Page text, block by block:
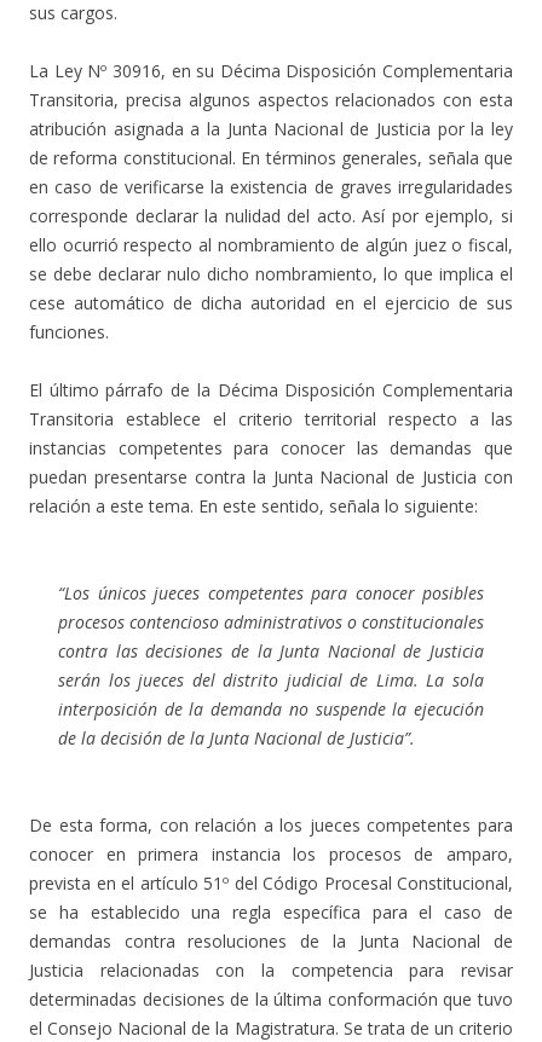
sus cargos.
La Ley Nº 30916, en su Décima Disposición Complementaria
Transitoria, precisa algunos aspectos relacionados con esta
atribución asignada a la Junta Nacional de Justicia por la ley
de reforma constitucional. En términos generales, señala que
en caso de verificarse la existencia de graves irregularidades
corresponde declarar la nulidad del acto. Así por ejemplo, si
ello ocurrió respecto al nombramiento de algún juez o fiscal,
se debe declarar nulo dicho nombramiento, lo que implica el
cese automático de dicha autoridad en el ejercicio de sus
funciones.
El último párrafo de la Décima Disposición Complementaria
Transitoria establece el criterio territorial respecto a las
instancias competentes para conocer las demandas que
puedan presentarse contra la Junta Nacional de Justicia con
relación a este tema. En este sentido, señala lo siguiente:
“Los únicos jueces competentes para conocer posibles
procesos contencioso administrativos o constitucionales
contra las decisiones de la Junta Nacional de Justicia
serán los jueces del distrito judicial de Lima. La sola
interposición de la demanda no suspende la ejecución
de la decisión de la Junta Nacional de Justicia”.
De esta forma, con relación a los jueces competentes para
conocer en primera instancia los procesos de amparo,
prevista en el artículo 51º del Código Procesal Constitucional,
se ha establecido una regla específica para el caso de
demandas contra resoluciones de la Junta Nacional de
Justicia relacionadas con la competencia para revisar
determinadas decisiones de la última conformación que tuvo
el Consejo Nacional de la Magistratura. Se trata de un criterio